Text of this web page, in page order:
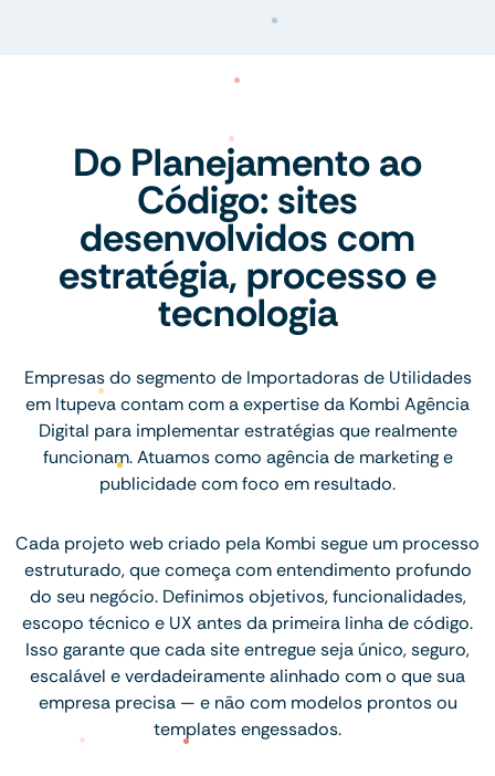
Do Planejamento ao
Código: sites
desenvolvidos com
estratégia, processo e
tecnologia
Empresas do segmento de Importadoras de Utilidades
em Itupeva contam com a expertise da Kombi Agência
Digital para implementar estratégias que realmente
funcionam. Atuamos como agência de marketing e
publicidade com foco em resultado.
Cada projeto web criado pela Kombi segue um processo
estruturado, que começa com entendimento profundo
do seu negócio. Definimos objetivos, funcionalidades,
escopo técnico e UX antes da primeira linha de código.
Isso garante que cada site entregue seja único, seguro,
escalável e verdadeiramente alinhado com o que sua
empresa precisa — e não com modelos prontos ou
templates engessados.